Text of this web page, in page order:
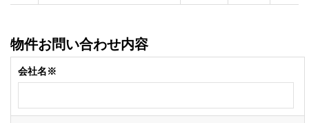
物件お問い合わせ内容
会社名※